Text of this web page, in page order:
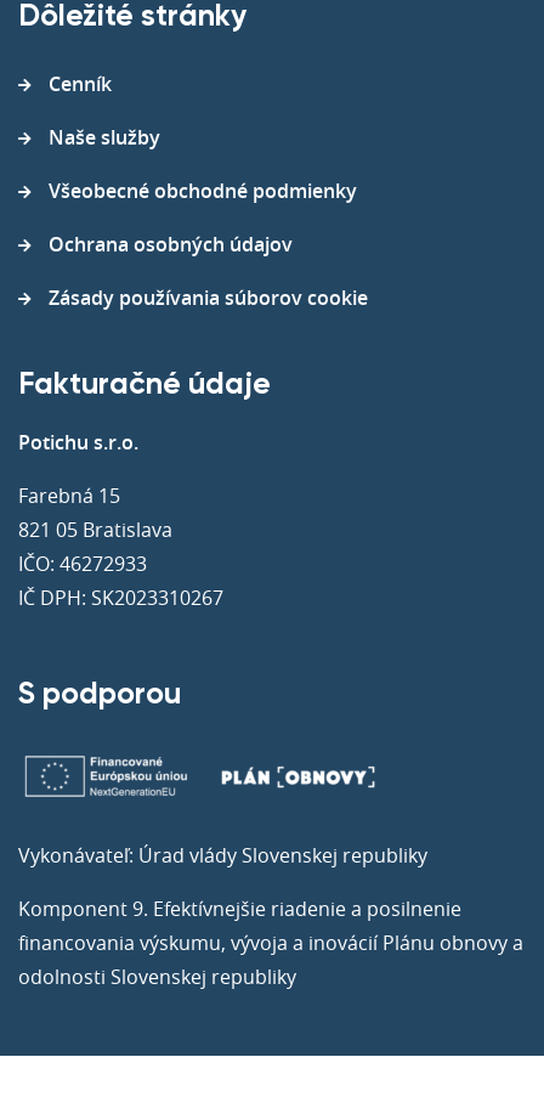
Dôležité stránky
Cenník
Naše služby
Všeobecné obchodné podmienky
Ochrana osobných údajov
Zásady používania súborov cookie
Fakturačné údaje
Potichu s.r.o.
Farebná 15
821 05 Bratislava
IČO: 46272933
IČ DPH: SK2023310267
S podporou
Vykonávateľ: Úrad vlády Slovenskej republiky
Komponent 9. Efektívnejšie riadenie a posilnenie
financovania výskumu, vývoja a inovácií Plánu obnovy a
odolnosti Slovenskej republiky